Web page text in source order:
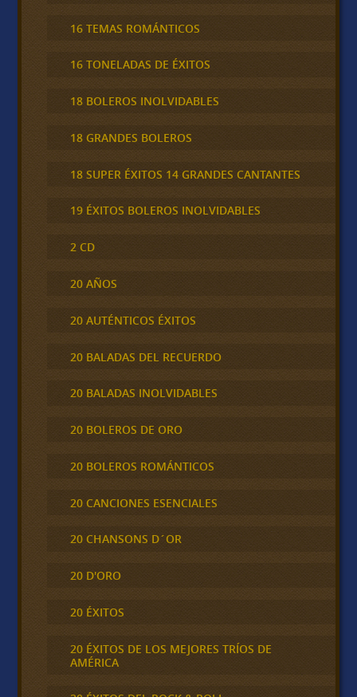
16 TEMAS ROMÁNTICOS
16 TONELADAS DE ÉXITOS
18 BOLEROS INOLVIDABLES
18 GRANDES BOLEROS
18 SUPER ÉXITOS 14 GRANDES CANTANTES
19 ÉXITOS BOLEROS INOLVIDABLES
2 CD
20 AÑOS
20 AUTÉNTICOS ÉXITOS
20 BALADAS DEL RECUERDO
20 BALADAS INOLVIDABLES
20 BOLEROS DE ORO
20 BOLEROS ROMÁNTICOS
20 CANCIONES ESENCIALES
20 CHANSONS D´OR
20 D'ORO
20 ÉXITOS
20 ÉXITOS DE LOS MEJORES TRÍOS DE
AMÉRICA